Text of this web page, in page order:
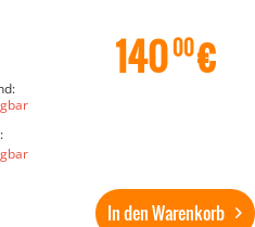
14000€
In den Warenkorb